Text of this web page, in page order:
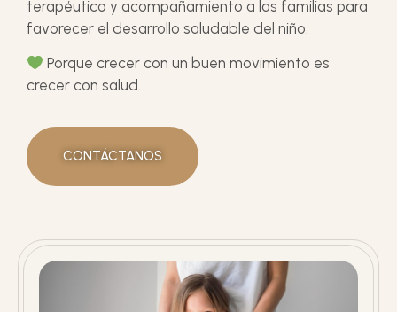
terapéutico y acompañamiento a las familias para
favorecer el desarrollo saludable del niño.
Porque crecer con un buen movimiento es
crecer con salud.
CONTÁCTANOS